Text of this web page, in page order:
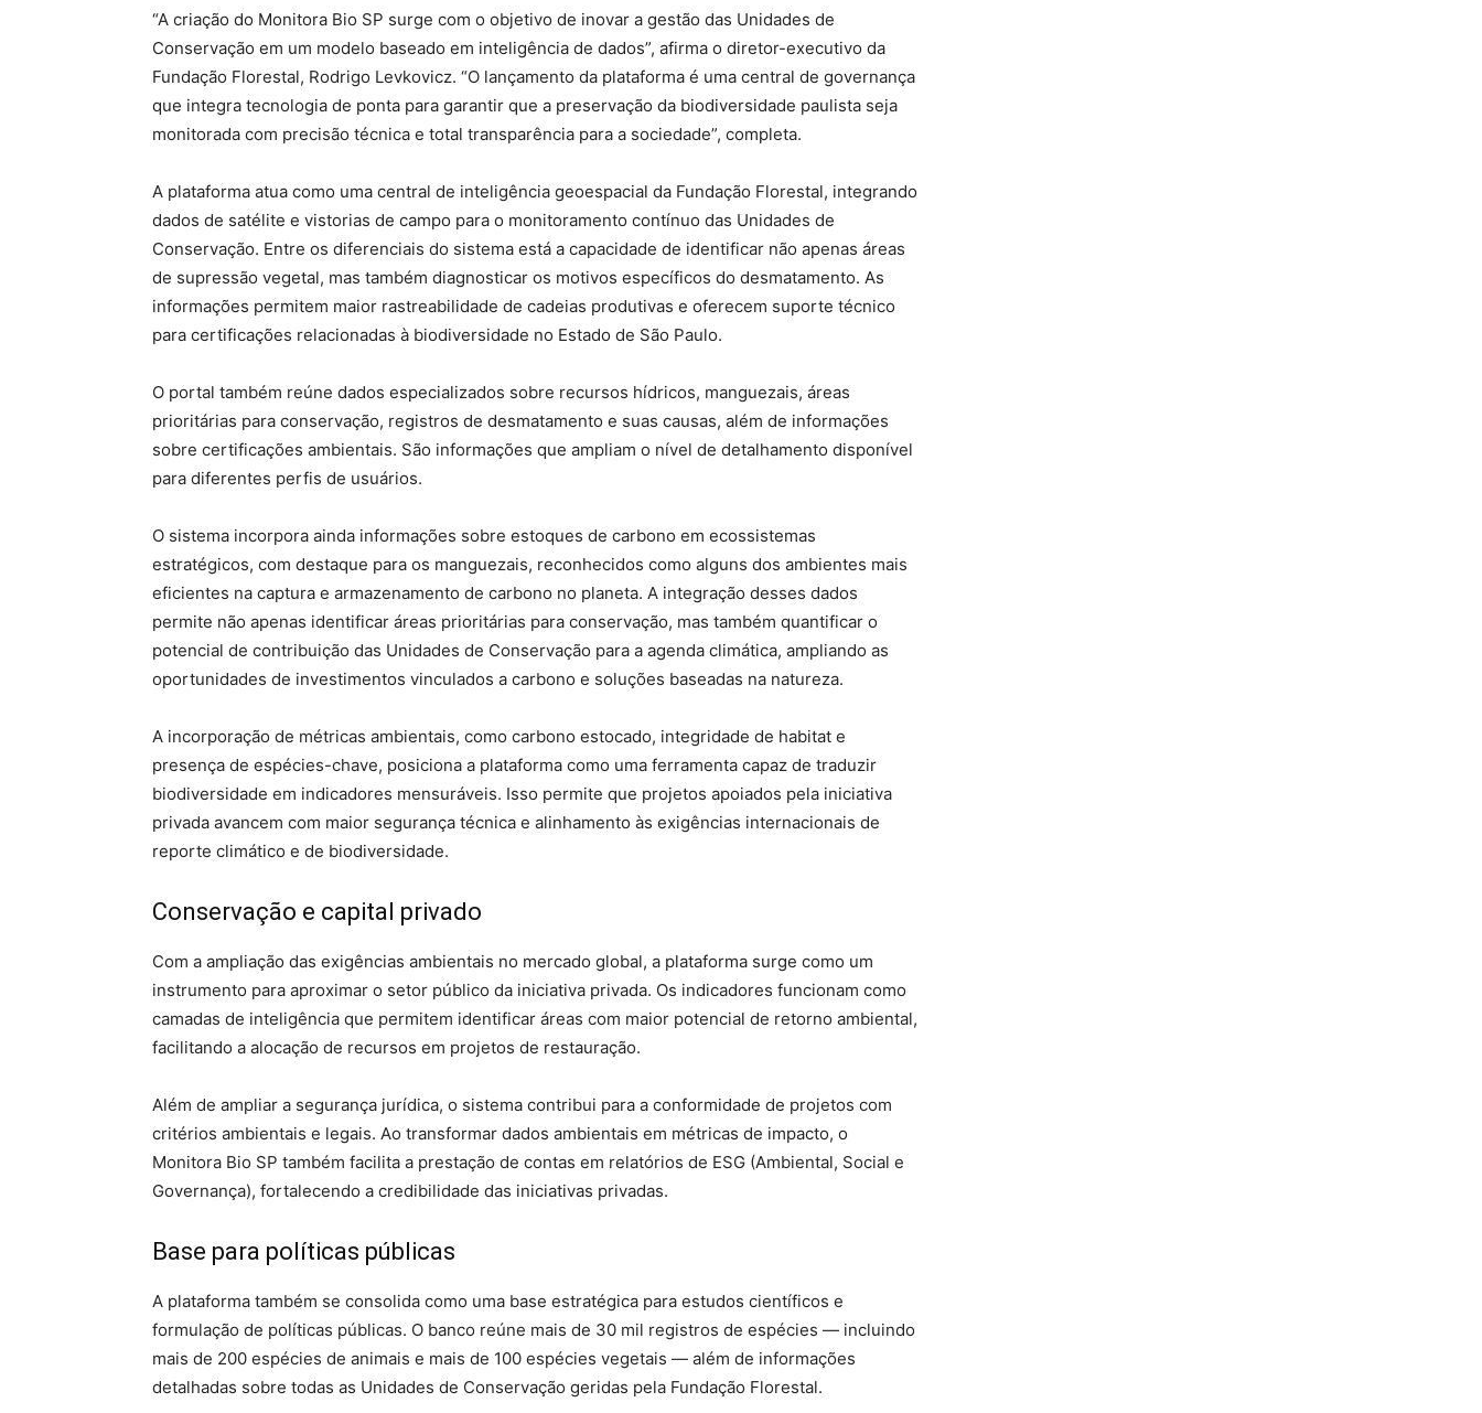
“A criação do Monitora Bio SP surge com o objetivo de inovar a gestão das Unidades de
Conservação em um modelo baseado em inteligência de dados”, afirma o diretor-executivo da
Fundação Florestal, Rodrigo Levkovicz. “O lançamento da plataforma é uma central de governança
que integra tecnologia de ponta para garantir que a preservação da biodiversidade paulista seja
monitorada com precisão técnica e total transparência para a sociedade”, completa.
A plataforma atua como uma central de inteligência geoespacial da Fundação Florestal, integrando
dados de satélite e vistorias de campo para o monitoramento contínuo das Unidades de
Conservação. Entre os diferenciais do sistema está a capacidade de identificar não apenas áreas
de supressão vegetal, mas também diagnosticar os motivos específicos do desmatamento. As
informações permitem maior rastreabilidade de cadeias produtivas e oferecem suporte técnico
para certificações relacionadas à biodiversidade no Estado de São Paulo.
O portal também reúne dados especializados sobre recursos hídricos, manguezais, áreas
prioritárias para conservação, registros de desmatamento e suas causas, além de informações
sobre certificações ambientais. São informações que ampliam o nível de detalhamento disponível
para diferentes perfis de usuários.
O sistema incorpora ainda informações sobre estoques de carbono em ecossistemas
estratégicos, com destaque para os manguezais, reconhecidos como alguns dos ambientes mais
eficientes na captura e armazenamento de carbono no planeta. A integração desses dados
permite não apenas identificar áreas prioritárias para conservação, mas também quantificar o
potencial de contribuição das Unidades de Conservação para a agenda climática, ampliando as
oportunidades de investimentos vinculados a carbono e soluções baseadas na natureza.
A incorporação de métricas ambientais, como carbono estocado, integridade de habitat e
presença de espécies-chave, posiciona a plataforma como uma ferramenta capaz de traduzir
biodiversidade em indicadores mensuráveis. Isso permite que projetos apoiados pela iniciativa
privada avancem com maior segurança técnica e alinhamento às exigências internacionais de
reporte climático e de biodiversidade.
Conservação e capital privado
Com a ampliação das exigências ambientais no mercado global, a plataforma surge como um
instrumento para aproximar o setor público da iniciativa privada. Os indicadores funcionam como
camadas de inteligência que permitem identificar áreas com maior potencial de retorno ambiental,
facilitando a alocação de recursos em projetos de restauração.
Além de ampliar a segurança jurídica, o sistema contribui para a conformidade de projetos com
critérios ambientais e legais. Ao transformar dados ambientais em métricas de impacto, o
Monitora Bio SP também facilita a prestação de contas em relatórios de ESG (Ambiental, Social e
Governança), fortalecendo a credibilidade das iniciativas privadas.
Base para políticas públicas
A plataforma também se consolida como uma base estratégica para estudos científicos e
formulação de políticas públicas. O banco reúne mais de 30 mil registros de espécies — incluindo
mais de 200 espécies de animais e mais de 100 espécies vegetais — além de informações
detalhadas sobre todas as Unidades de Conservação geridas pela Fundação Florestal.